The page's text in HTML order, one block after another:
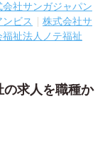
会社サンガジャパン
ビス
株式会社サ
福祉法人ノテ福祉
の求人を職種か